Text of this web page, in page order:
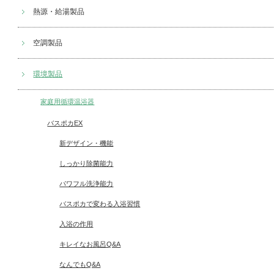
熱源・給湯製品
空調製品
環境製品
家庭用循環温浴器
バスポカEX
新デザイン・機能
しっかり除菌能力
パワフル洗浄能力
バスポカで変わる入浴習慣
入浴の作用
キレイなお風呂Q&A
なんでもQ&A